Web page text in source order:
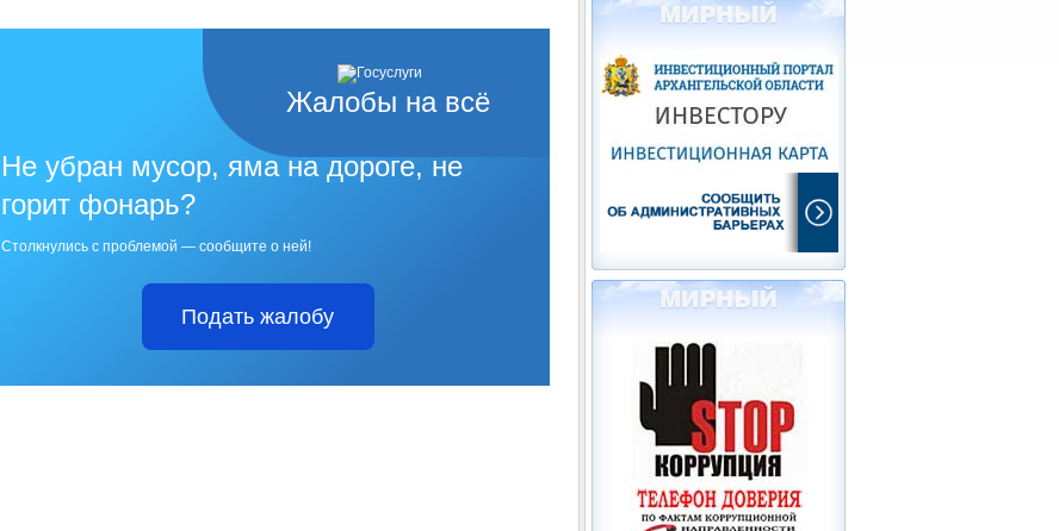
Жалобы на всё
Не убран мусор, яма на дороге, не
горит фонарь?
Столкнулись с проблемой — сообщите о ней!
Подать жалобу